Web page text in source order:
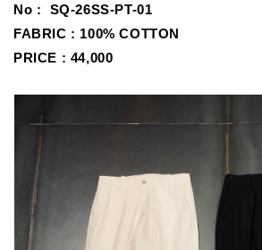
No :
SQ-26SS-PT-01
FABRIC : 100% COTTON
PRICE : 44,000